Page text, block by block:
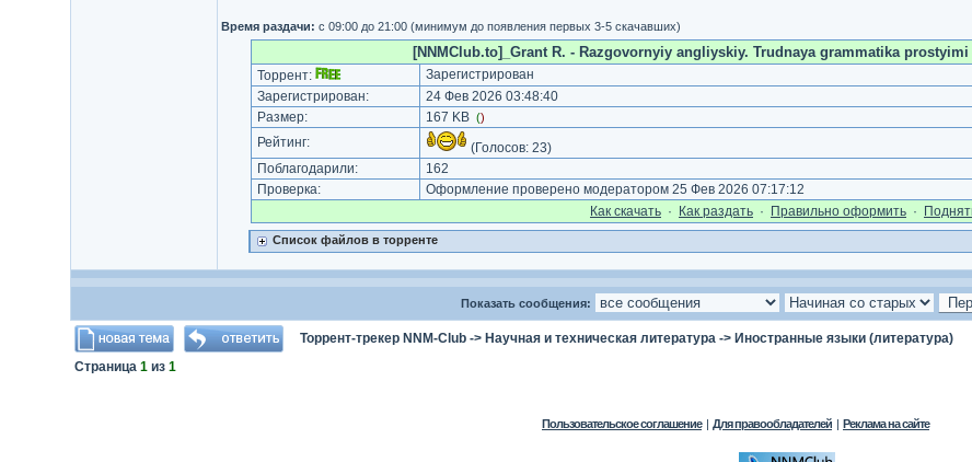
Время раздачи: с 09:00 до 21:00 (минимум до появления первых 3-5 скачавших)
[NNMClub.to]_Grant R. - Razgovornyiy angliyskiy. Trudnaya grammatika
Торрент:
Зарегистрирован
Зарегистрирован:
24 Фев 2026 03:48:40
Размер:
167 KB ()
Рейтинг: (Голосов: 23)
Поблагодарили:
162
Проверка:
Оформление проверено модератором 25 Фев 2026 07:17:12
Как cкачать · Как раздать · Правильно оформить ·
Список файлов в торренте
Показать сообщения:
Торрент-трекер NNM-Club-> Научная и техническая литература-> Иностранные языки (литература)
Страница 1из 1
Пользовательское соглашение | Для правообладателей | Реклама на сайте